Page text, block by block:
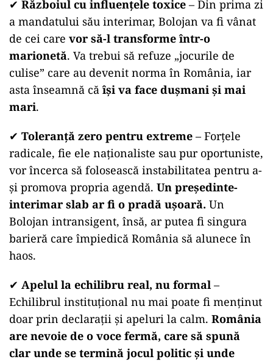
✔ Războiul cu influențele toxice – Din prima zi
a mandatului său interimar, Bolojan va fi vânat
de cei care vor să-l transforme într-o
marionetă. Va trebui să refuze „jocurile de
culise” care au devenit norma în România, iar
asta înseamnă că își va face dușmani și mai
mari.
✔ Toleranță zero pentru extreme – Forțele
radicale, fie ele naționaliste sau pur oportuniste,
vor încerca să folosească instabilitatea pentru a-
și promova propria agendă. Un președinte-
interimar slab ar fi o pradă ușoară. Un
Bolojan intransigent, însă, ar putea fi singura
barieră care împiedică România să alunece în
haos.
✔ Apelul la echilibru real, nu formal –
Echilibrul instituțional nu mai poate fi menținut
doar prin declarații și apeluri la calm. România
are nevoie de o voce fermă, care să spună
clar unde se termină jocul politic și unde